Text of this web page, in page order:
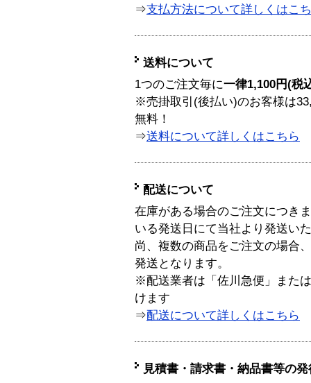
⇒支払方法について詳しくはこ
送料について
1つのご注文毎に一律1,100円(税
※売掛取引(後払い)のお客様は
無料！
⇒送料について詳しくはこちら
配送について
在庫がある場合のご注文につき
いる発送日にて当社より発送い
尚、複数の商品をご注文の場合
発送となります。
※配送業者は「佐川急便」また
けます
⇒配送について詳しくはこちら
見積書・請求書・納品書等の